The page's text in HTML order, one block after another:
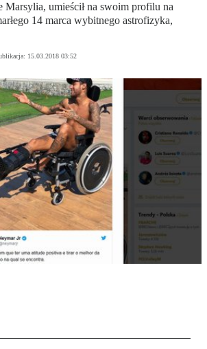
umieścił na swoim profilu na
14 marca wybitnego astrofizyka,
15.03.2018 03:52